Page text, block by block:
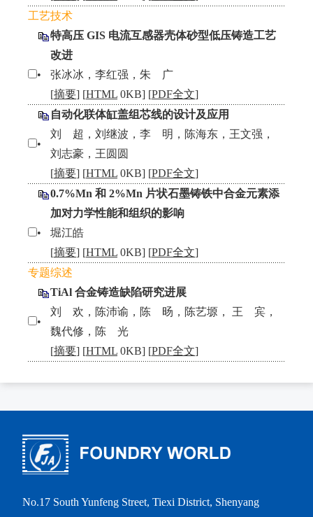
工艺技术
特高压 GIS 电流互感器壳体砂型低压铸造工艺
改进
•
张冰冰，李红强，朱 广
[摘要] [HTML 0KB] [PDF全文]
自动化联体缸盖组芯线的设计及应用
•
刘 超，刘继波，李 明，陈海东，王文强，
刘志豪，王圆圆
[摘要] [HTML 0KB] [PDF全文]
0.7%Mn 和 2%Mn 片状石墨铸铁中合金元素添
加对力学性能和组织的影响
•
堀江皓
[摘要] [HTML 0KB] [PDF全文]
专题综述
TiAl 合金铸造缺陷研究进展
•
刘 欢，陈沛谕，陈 旸，陈艺塬， 王 宾，
魏代修，陈 光
[摘要] [HTML 0KB] [PDF全文]
No.17 South Yunfeng Street, Tiexi District, Shenyang